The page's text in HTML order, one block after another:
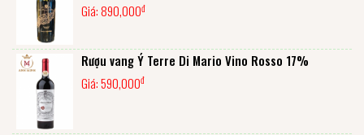
Giá:890,000đ
Rượu vang Ý Terre Di Mario Vino Rosso 17%
Giá:590,000đ